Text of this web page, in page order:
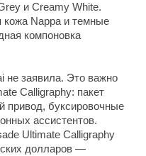
и Creamy White.
кожа Nappa и темные
компоновка
не заявила. Это важно
Calligraphy: пакет
привод, буксировочные
ассистентов.
Ultimate Calligraphy
долларов —